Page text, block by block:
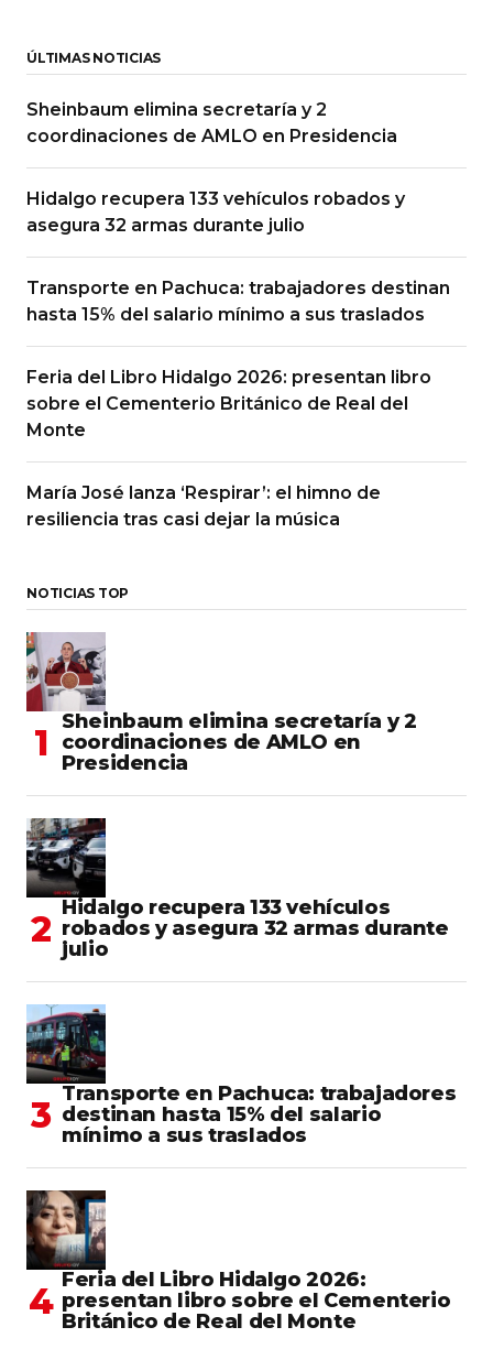
ÚLTIMAS NOTICIAS
Sheinbaum elimina secretaría y 2
coordinaciones de AMLO en Presidencia
Hidalgo recupera 133 vehículos robados y
asegura 32 armas durante julio
Transporte en Pachuca: trabajadores destinan
hasta 15% del salario mínimo a sus traslados
Feria del Libro Hidalgo 2026: presentan libro
sobre el Cementerio Británico de Real del
Monte
María José lanza ‘Respirar’: el himno de
resiliencia tras casi dejar la música
NOTICIAS TOP
Sheinbaum elimina secretaría y 2
coordinaciones de AMLO en
Presidencia
Hidalgo recupera 133 vehículos
robados y asegura 32 armas durante
julio
Transporte en Pachuca: trabajadores
destinan hasta 15% del salario
mínimo a sus traslados
Feria del Libro Hidalgo 2026:
presentan libro sobre el Cementerio
Británico de Real del Monte